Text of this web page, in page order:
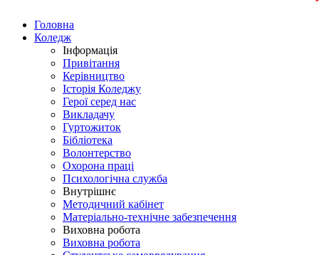
Головна
Коледж
Інформація
Привітання
Керівництво
Історія Коледжу
Герої серед нас
Викладачу
Гуртожиток
Бібліотека
Волонтерство
Охорона праці
Психологічна служба
Внутрішнє
Методичний кабінет
Матеріально-технічне забезпечення
Виховна робота
Виховна робота